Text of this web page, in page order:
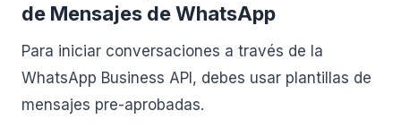
de Mensajes de WhatsApp
Para iniciar conversaciones a través de la
WhatsApp Business API, debes usar plantillas de
mensajes pre-aprobadas.